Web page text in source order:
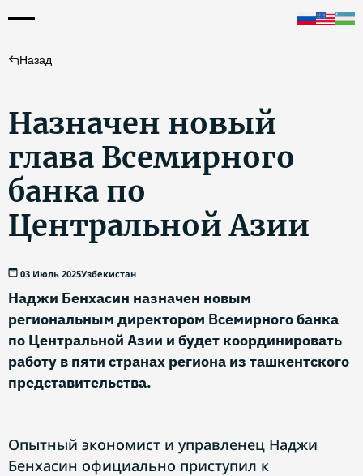
Назад
Назначен новый
глава Всемирного
банка по
Центральной Азии
03 Июль 2025Узбекистан
Наджи Бенхасин назначен новым
региональным директором Всемирного банка
по Центральной Азии и будет координировать
работу в пяти странах региона из ташкентского
представительства.
Опытный экономист и управленец Наджи
Бенхасин официально приступил к